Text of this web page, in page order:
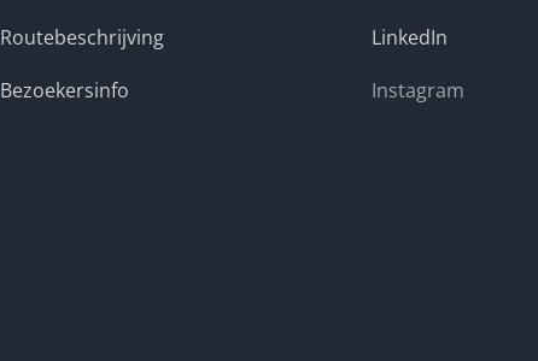
Routebeschrijving
Bezoekersinfo
LinkedIn
Instagram